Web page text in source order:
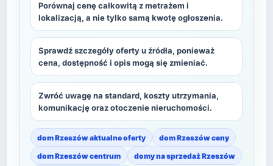
Porównaj cenę całkowitą z metrażem i
lokalizacją, a nie tylko samą kwotę ogłoszenia.
Sprawdź szczegóły oferty u źródła, ponieważ
cena, dostępność i opis mogą się zmieniać.
Zwróć uwagę na standard, koszty utrzymania,
komunikację oraz otoczenie nieruchomości.
dom Rzeszów aktualne oferty
dom Rzeszów ceny
dom Rzeszów centrum
domy na sprzedaż Rzeszów